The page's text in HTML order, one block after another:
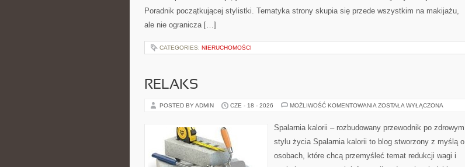
Poradnik początkującej stylistki. Tematyka strony skupia się przede wszystkim na makijażu,
ale nie ogranicza […]
CATEGORIES: NIERUCHOMOŚCI
RELAKS
POSTED BY ADMIN CZE - 18 - 2026 MOŻLIWOŚĆ KOMENTOWANIA RELAKS
ZOSTAŁA WYŁĄCZONA
Spalarnia kalorii – rozbudowany przewodnik po zdrowym
stylu życia Spalarnia kalorii to blog stworzony z myślą o
osobach, które chcą przemyśleć temat redukcji wagi i